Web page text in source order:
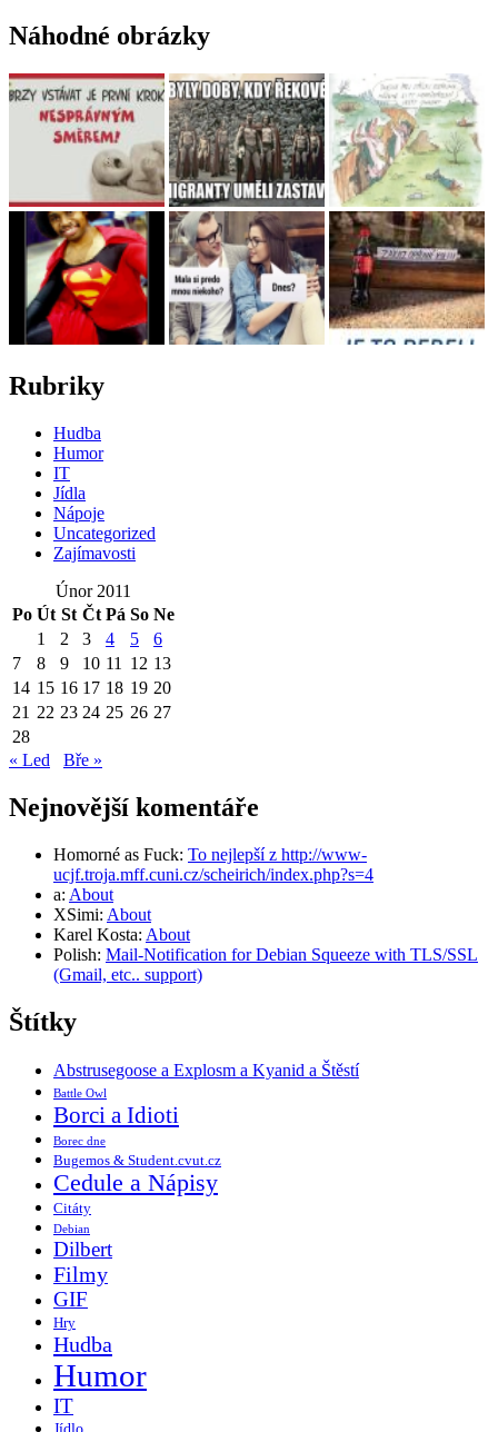
Náhodné obrázky
Rubriky
Hudba
Humor
IT
Jídla
Nápoje
Uncategorized
Zajímavosti
Únor 2011
Po Út St Čt Pá So Ne
1
2 3 4 5
6
7
8 9 10 11 12 13
14 15 16 17 18 19 20
21 22 23 24 25 26 27
28
« Led
Bře »
Nejnovější komentáře
Homorné as Fuck: To nejlepší z http://www-
ucjf.troja.mff.cuni.cz/scheirich/index.php?s=4
a: About
XSimi: About
Karel Kosta: About
Polish: Mail-Notification for Debian Squeeze with TLS/SSL
(Gmail, etc.. support)
Štítky
Abstrusegoose a Explosm a Kyanid a Štěstí
Battle Owl
Borci a Idioti
Borec dne
Bugemos & Student.cvut.cz
Cedule a Nápisy
Citáty
Debian
Dilbert
Filmy
GIF
Hry
Hudba
Humor
IT